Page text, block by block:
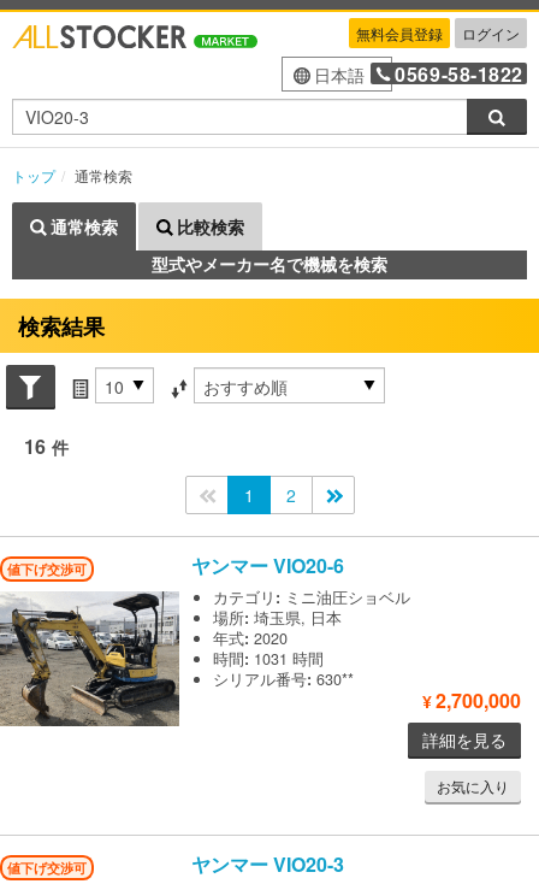
無料会員登録 ログイン
日本語 0569-58-1822
トップ 通常検索
通常検索
比較検索
型式やメーカー名で機械を検索
検索結果
Search conditions
件数 並び替え条件
16 件
<<1 2
値下げ交渉可 ヤンマーVIO20-6
カテゴリ : ミニ油圧ショベル
場所:埼玉県, 日本
年式:2020
時間: 1031 時間
シリアル番号:630**
¥2,700,000
詳細を見る
お気に入り
値下げ交渉可 ヤンマーVIO20-3